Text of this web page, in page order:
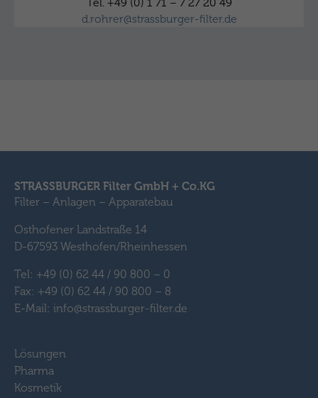
d.rohrer@strassburger-filter.de
STRASSBURGER Filter GmbH + Co.KG
Filter – Anlagen – Apparatebau
Osthofener Landstraße 14
D-67593 Westhofen/Rheinhessen
Tel: +49 (0) 62 44 / 90 800 – 0
Fax: +49 (0) 62 44 / 90 800 – 8
E-Mail: info@strassburger-filter.de
Lösungen
Pharma
Kosmetik